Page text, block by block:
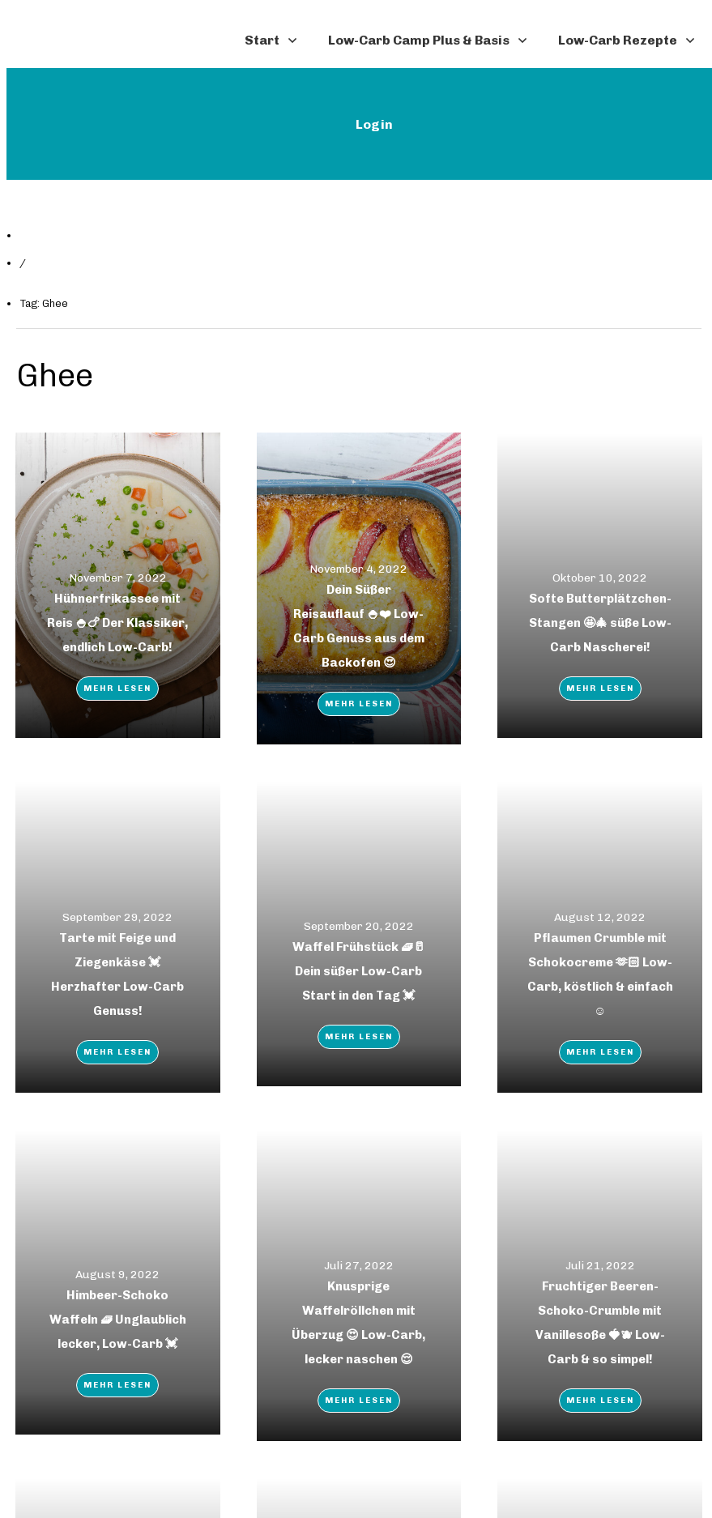
Start Low-Carb Camp Plus & Basis Low-Carb Rezepte
Login
/
Tag: Ghee
Ghee
November 7, 2022
Hühnerfrikassee mit
Reis 🍚🍗 Der Klassiker,
endlich Low-Carb!
MEHR LESEN
November 4, 2022
Dein Süßer
Reisauflauf 🍚❤️ Low-
Carb Genuss aus dem
Backofen 😍
MEHR LESEN
Oktober 10, 2022
Softe Butterplätzchen-
Stangen 🤩🎄 süße Low-
Carb Nascherei!
MEHR LESEN
September 29, 2022
Tarte mit Feige und
Ziegenkäse 💓
Herzhafter Low-Carb
Genuss!
MEHR LESEN
September 20, 2022
Waffel Frühstück 🧇🥛
Dein süßer Low-Carb
Start in den Tag 💓
MEHR LESEN
August 12, 2022
Pflaumen Crumble mit
Schokocreme 🫶🏻 Low-
Carb, köstlich & einfach
☺️
MEHR LESEN
August 9, 2022
Himbeer-Schoko
Waffeln 🧇 Unglaublich
lecker, Low-Carb 💓
MEHR LESEN
Juli 27, 2022
Knusprige
Waffelröllchen mit
Überzug 😍 Low-Carb,
lecker naschen 😌
MEHR LESEN
Juli 21, 2022
Fruchtiger Beeren-
Schoko-Crumble mit
Vanillesoße 🍓🫐 Low-
Carb & so simpel!
MEHR LESEN